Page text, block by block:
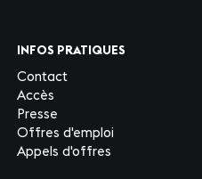
INFOS PRATIQUES
Contact
Accès
Presse
Offres d'emploi
Appels d'offres